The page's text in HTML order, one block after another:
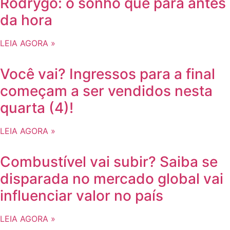
da hora
LEIA AGORA »
Você vai? Ingressos para a final
começam a ser vendidos nesta
quarta (4)!
LEIA AGORA »
Combustível vai subir? Saiba se
disparada no mercado global vai
influenciar valor no país
LEIA AGORA »